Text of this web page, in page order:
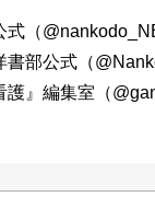
式（
書部公式（
護』編集室（